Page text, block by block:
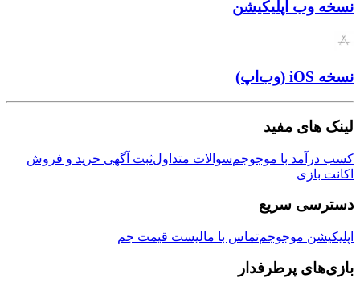
اپلیکیشن
مفید
با موجوجم سوالات متداولثبت آگهی خرید و فروش
سریع
موجوجم تماس با مالیست قیمت جم
پرطرفدار